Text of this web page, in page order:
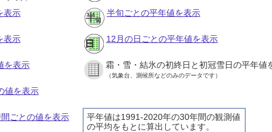
表示 半旬ごとの平年値を表示
表示 12月の日ごとの平年値を表示
を表示 霜・雪・結氷の初終日と初冠雪日の平年値
（気象台、測候所などのみのデータです）
値を表示
平年値は1991-2020年の30年間の観測値
の平均をもとに算出しています。
ごとの値を表示